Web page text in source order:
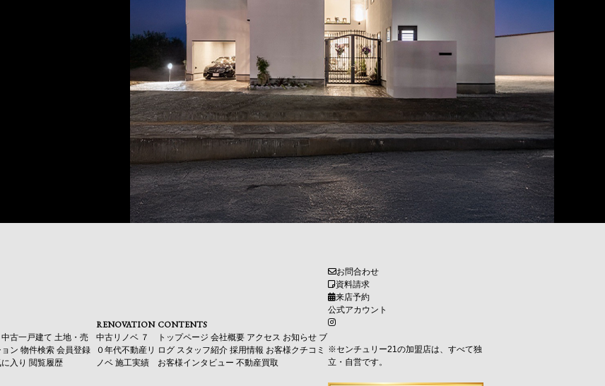
中古一戸建て 土地・売
ン 物件検索 会員登録
入り 閲覧履歴
RENOVATION
中古リノベ ７
０年代不動産リ
ノベ 施工実績
CONTENTS
トップページ 会社概要 アクセス お知らせ ブ
ログ スタッフ紹介 採用情報 お客様クチコミ
お客様インタビュー 不動産買取
お問合わせ
資料請求
来店予約
公式アカウント
※センチュリー21の加盟店は、すべて独
立・自営です。